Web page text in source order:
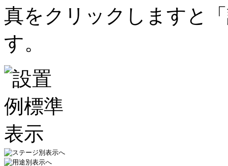
真をクリックしますと
す。